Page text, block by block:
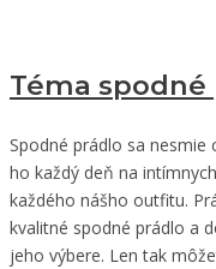
Téma spodné
Spodné prádlo sa nesmie
ho každý deň na
každého nášho outfitu.
kvalitné spodné prádlo a
jeho výbere. Len tak